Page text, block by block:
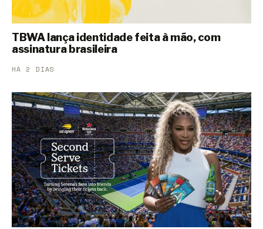
TBWA lança identidade feita à mão, com
assinatura brasileira
HÁ 2 DIAS